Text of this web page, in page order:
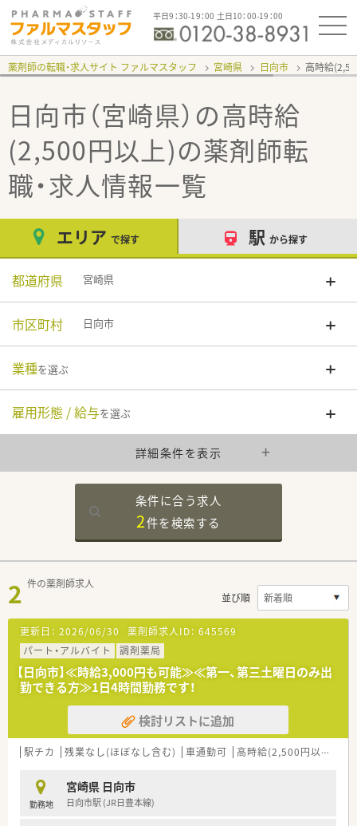
平日9：30-19：00 土日10：00-19：00
薬剤師の転職・求人サイト ファルマスタッフ 宮崎県 日向市 高時給
日向市（宮崎県）の高時給
(2,500円以上)の薬剤師転
職・求人情報一覧
エリア で探す 駅 から探す
都道府県 宮崎県
市区町村 日向市
業種を選ぶ
雇用形態 / 給与を選ぶ
詳細条件を表示
条件に合う求人
2件を検索する
2 件の薬剤師求人
並び順
更新日： 2026/06/30 薬剤師求人ID： 645569
パート・アルバイト
調剤薬局
【日向市】≪時給3,000円も可能≫≪第一、第三土曜日のみ出
勤できる方≫1日4時間勤務です！
検討リストに追加
駅チカ 残業なし(ほぼなし含む) 車通勤可 高時給(2,500円以上)
勤務地
宮崎県 日向市
日向市駅 (JR日豊本線)